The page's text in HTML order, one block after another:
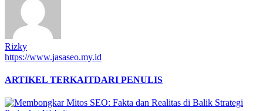
Rizky
https://www.jasaseo.my.id
ARTIKEL TERKAITDARI PENULIS